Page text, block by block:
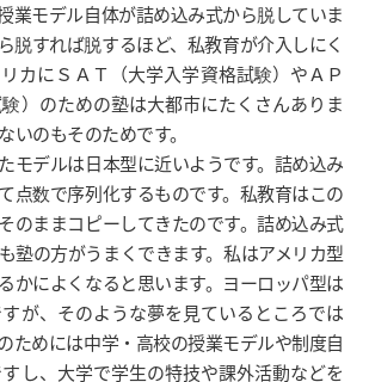
業モデル自体が詰め込み式から脱していま
脱すれば脱するほど、私教育が介入しにく
カにＳＡＴ（大学入学資格試験）やＡＰ
験）のための塾は大都市にたくさんありま
いのもそのためです。
モデルは日本型に近いようです。詰め込み
点数で序列化するものです。私教育はこの
のままコピーしてきたのです。詰め込み式
塾の方がうまくできます。私はアメリカ型
かによくなると思います。ヨーロッパ型は
が、そのような夢を見ているところでは
ためには中学・高校の授業モデルや制度自
し、大学で学生の特技や課外活動などを